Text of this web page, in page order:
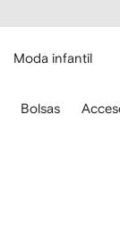
Moda infantil
Bolsas